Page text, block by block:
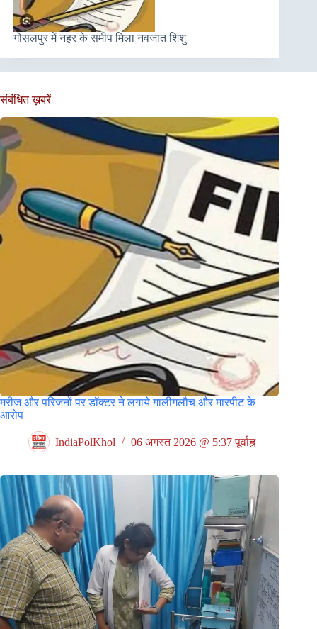
गोसलपुर में नहर के समीप मिला नवजात शिशु
संबंधित ख़बरें
मरीज और परिजनों पर डॉक्टर ने लगाये गालीगलौच और मारपीट के
आरोप
IndiaPolKhol 06 अगस्त 2026 @ 5:37 पूर्वाह्न